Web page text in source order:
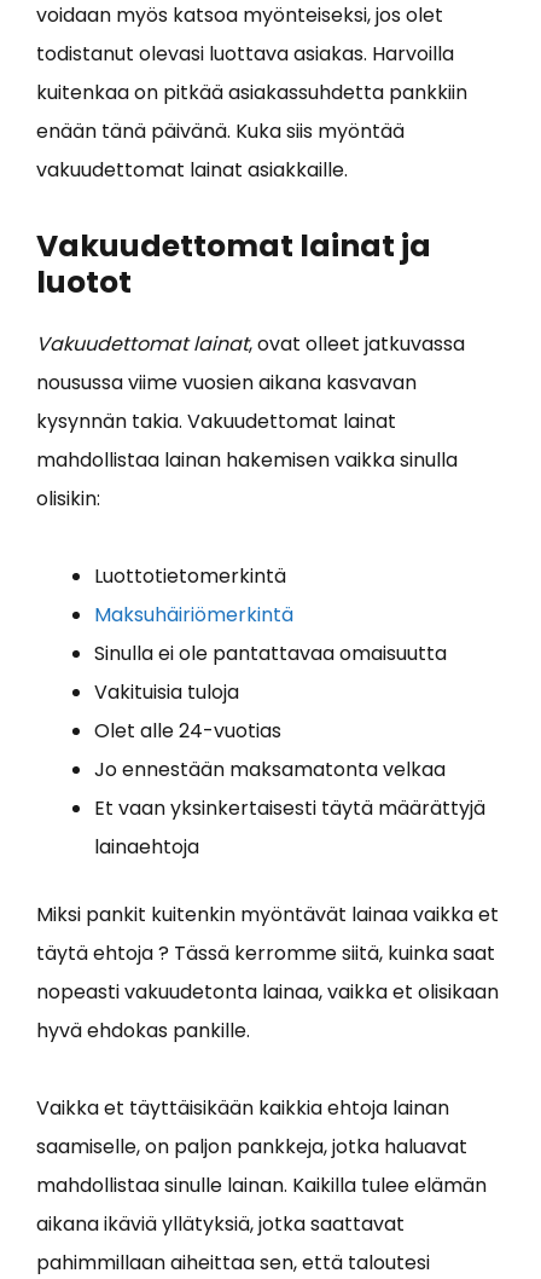
voidaan myös katsoa myönteiseksi, jos olet
todistanut olevasi luottava asiakas. Harvoilla
kuitenkaa on pitkää asiakassuhdetta pankkiin
enään tänä päivänä. Kuka siis myöntää
vakuudettomat lainat asiakkaille.
Vakuudettomat lainat ja
luotot
Vakuudettomat lainat, ovat olleet jatkuvassa
nousussa viime vuosien aikana kasvavan
kysynnän takia. Vakuudettomat lainat
mahdollistaa lainan hakemisen vaikka sinulla
olisikin:
Luottotietomerkintä
Maksuhäiriömerkintä
Sinulla ei ole pantattavaa omaisuutta
Vakituisia tuloja
Olet alle 24-vuotias
Jo ennestään maksamatonta velkaa
Et vaan yksinkertaisesti täytä määrättyjä
lainaehtoja
Miksi pankit kuitenkin myöntävät lainaa vaikka et
täytä ehtoja ? Tässä kerromme siitä, kuinka saat
nopeasti vakuudetonta lainaa, vaikka et olisikaan
hyvä ehdokas pankille.
Vaikka et täyttäisikään kaikkia ehtoja lainan
saamiselle, on paljon pankkeja, jotka haluavat
mahdollistaa sinulle lainan. Kaikilla tulee elämän
aikana ikäviä yllätyksiä, jotka saattavat
pahimmillaan aiheittaa sen, että taloutesi